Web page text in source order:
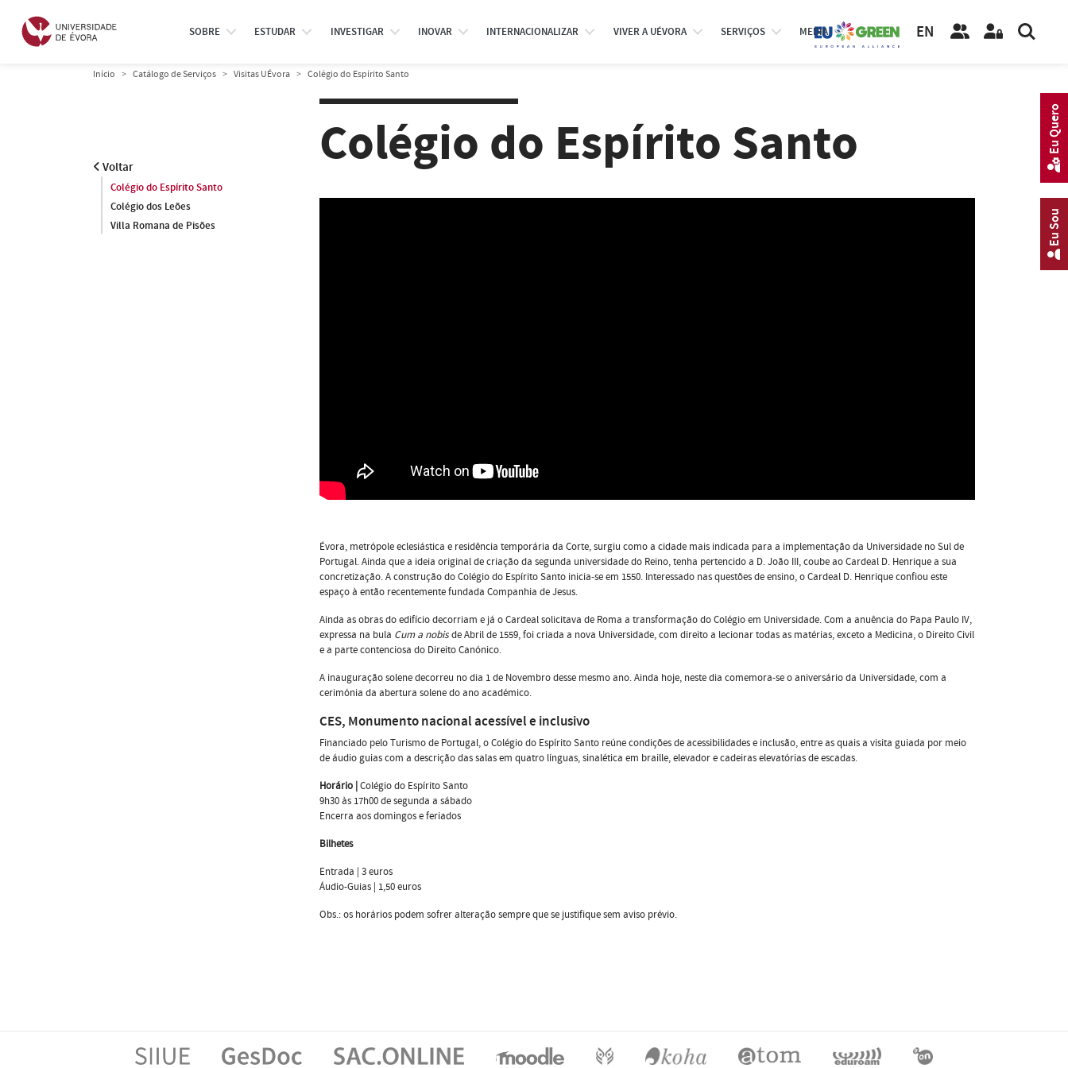
SOBRE ESTUDAR INVESTIGAR INOVAR INTERNACIONALIZAR VIVER A UÉVORA SERVIÇOS MEDIA EN
Início Catálogo de Serviços Visitas UÉvora Colégio do Espírito Santo
Voltar
Colégio do Espírito Santo
Colégio dos Leões
Villa Romana de Pisões
Colégio do Espírito Santo
Évora, metrópole eclesiástica e residência temporária da Corte, surgiu como a cidade mais indicada para a implementação da Universidade no Sul de
Portugal. Ainda que a ideia original de criação da segunda universidade do Reino, tenha pertencido a D. João III, coube ao Cardeal D. Henrique a sua
concretização. A construção do Colégio do Espírito Santo inicia-se em 1550. Interessado nas questões de ensino, o Cardeal D. Henrique confiou este
espaço à então recentemente fundada Companhia de Jesus.
Ainda as obras do edifício decorriam e já o Cardeal solicitava de Roma a transformação do Colégio em Universidade. Com a anuência do Papa Paulo IV,
expressa na bula Cum a nobisde Abril de 1559, foi criada a nova Universidade, com direito a lecionar todas as matérias, exceto a Medicina, o Direito Civil
e a parte contenciosa do Direito Canónico.
A inauguração solene decorreu no dia 1 de Novembro desse mesmo ano. Ainda hoje, neste dia comemora-se o aniversário da Universidade, com a
cerimónia da abertura solene do ano académico.
CES, Monumento nacional acessível e inclusivo
Financiado pelo Turismo de Portugal, o Colégio do Espírito Santo reúne condições de acessibilidades e inclusão, entre as quais a visita guiada por meio
de áudio guias com a descrição das salas em quatro línguas, sinalética em braille, elevador e cadeiras elevatórias de escadas.
Horário |Colégio do Espírito Santo
9h30 às 17h00 de segunda a sábado
Encerra aos domingos e feriados
Bilhetes
Entrada | 3 euros
Áudio-Guias | 1,50 euros
Obs.: os horários podem sofrer alteração sempre que se justifique sem aviso prévio.
Eu Sou
Eu Quero